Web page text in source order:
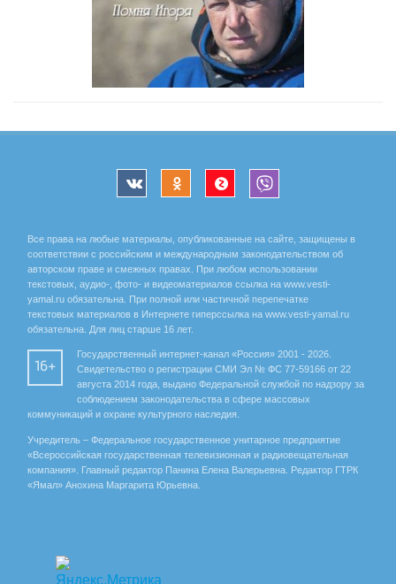
Все права на любые материалы, опубликованные на сайте, защищены в
соответствии с российским и международным законодательством об
авторском праве и смежных правах. При любом использовании
текстовых, аудио-, фото- и видеоматериалов ссылка на www.vesti-
yamal.ru обязательна. При полной или частичной перепечатке
текстовых материалов в Интернете гиперссылка на www.vesti-yamal.ru
обязательна. Для лиц старше 16 лет.
16+
Государственный интернет-канал «Россия» 2001 - 2026.
Свидетельство о регистрации СМИ Эл № ФС 77-59166 от 22
августа 2014 года, выдано Федеральной службой по надзору за
соблюдением законодательства в сфере массовых
коммуникаций и охране культурного наследия.
Учредитель – Федеральное государственное унитарное предприятие
«Всероссийская государственная телевизионная и радиовещательная
компания». Главный редактор Панина Елена Валерьевна. Редактор ГТРК
«Ямал» Анохина Маргарита Юрьевна.